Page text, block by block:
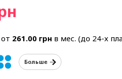
261.00 грн в мес. (до 24-х
Больше